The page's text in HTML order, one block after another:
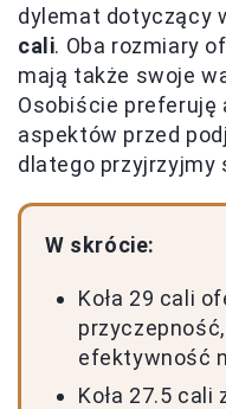
dylemat dotyczący
cali. Oba rozmiary
mają także swoje
Osobiście preferuję
aspektów przed
dlatego przyjrzyjmy
W skrócie:
Koła 29 cali
efektywność
Koła 27.5 cali